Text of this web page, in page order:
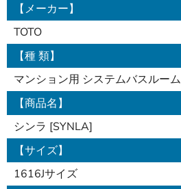
【メーカー】
TOTO
【種 類】
マンション用 システムバスルーム
【商品名】
シンラ [SYNLA]
【サイズ】
1616Jサイズ